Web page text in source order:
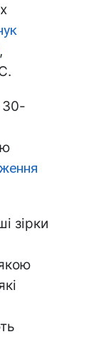
,
30-
зірки